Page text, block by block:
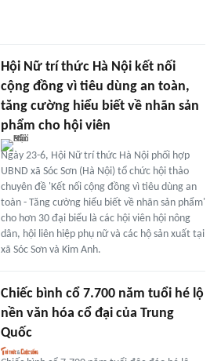
Hội Nữ trí thức Hà Nội kết nối
cộng đồng vì tiêu dùng an toàn,
tăng cường hiểu biết về nhãn sản
phẩm cho hội viên
Ngày 23-6, Hội Nữ trí thức Hà Nội phối hợp
UBND xã Sóc Sơn (Hà Nội) tổ chức hội thảo
chuyên đề 'Kết nối cộng đồng vì tiêu dùng an
toàn - Tăng cường hiểu biết về nhãn sản phẩm'
cho hơn 30 đại biểu là các hội viên hội nông
dân, hội liên hiệp phụ nữ và các hộ sản xuất tại
xã Sóc Sơn và Kim Anh.
Chiếc bình cổ 7.700 năm tuổi hé lộ
nền văn hóa cổ đại của Trung
Quốc